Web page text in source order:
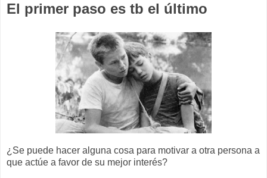
El primer paso es tb el último
¿Se puede hacer alguna cosa para motivar a otra persona a
que actúe a favor de su mejor interés?